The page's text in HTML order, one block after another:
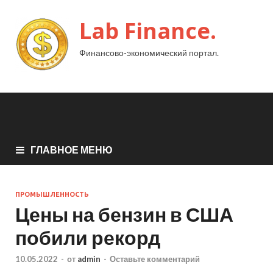
Lab Finance.
Финансово-экономический портал.
ГЛАВНОЕ МЕНЮ
ПРОМЫШЛЕННОСТЬ
Цены на бензин в США
побили рекорд
10.05.2022 - от admin - Оставьте комментарий